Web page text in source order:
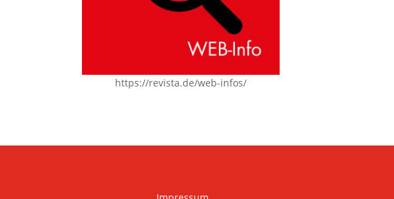
https://revista.de/web-infos/